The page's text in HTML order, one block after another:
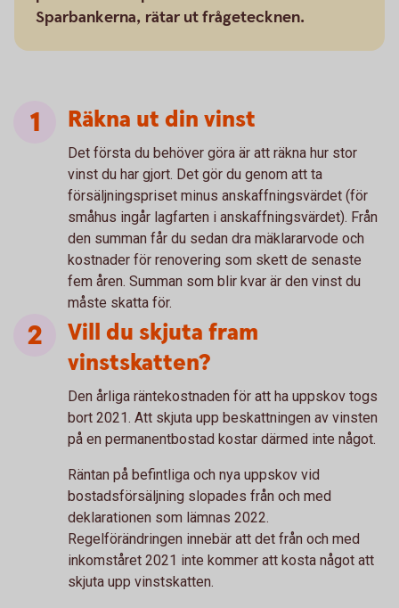
Sparbankerna, rätar ut frågetecknen.
Räkna ut din vinst
Det första du behöver göra är att räkna hur stor
vinst du har gjort. Det gör du genom att ta
försäljningspriset minus anskaffningsvärdet (för
småhus ingår lagfarten i anskaffningsvärdet). Från
den summan får du sedan dra mäklararvode och
kostnader för renovering som skett de senaste
fem åren. Summan som blir kvar är den vinst du
måste skatta för.
Vill du skjuta fram
vinstskatten?
Den årliga räntekostnaden för att ha uppskov togs
bort 2021. Att skjuta upp beskattningen av vinsten
på en permanentbostad kostar därmed inte något.
Räntan på befintliga och nya uppskov vid
bostadsförsäljning slopades från och med
deklarationen som lämnas 2022.
Regelförändringen innebär att det från och med
inkomståret 2021 inte kommer att kosta något att
skjuta upp vinstskatten.